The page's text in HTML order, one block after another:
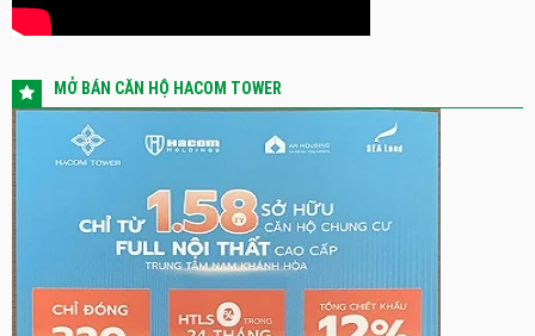
MỞ BÁN CĂN HỘ HACOM TOWER